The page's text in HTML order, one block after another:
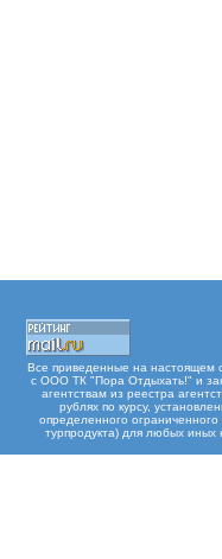
Все приведенные на настоящем
с ООО ТК "Пора Отдыхать!" и
агентствам из реестра
рублях по курсу,
определенного
турпродукта) для любых